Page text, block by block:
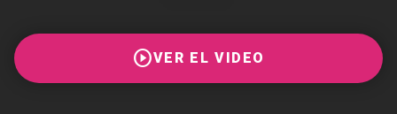
play_circleVER EL VIDEO